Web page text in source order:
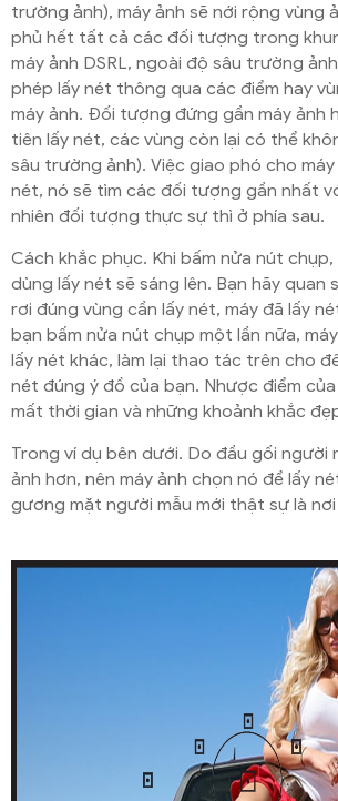
trường ảnh), máy ảnh sẽ nới rộng vùng
phủ hết tất cả các đối tượng trong
máy ảnh DSRL, ngoài độ sâu trường
phép lấy nét thông qua các điểm hay
máy ảnh. Đối tượng đứng gần máy ảnh
tiên lấy nét, các vùng còn lại có thể
sâu trường ảnh). Việc giao phó cho
nét, nó sẽ tìm các đối tượng gần nhất
nhiên đối tượng thực sự thì ở phía sau.
Cách khắc phục. Khi bấm nửa nút
dùng lấy nét sẽ sáng lên. Bạn hãy quan
rơi đúng vùng cần lấy nét, máy đã lấy
bạn bấm nửa nút chụp một lần nữa,
lấy nét khác, làm lại thao tác trên cho
nét đúng ý đồ của bạn. Nhược điểm
mất thời gian và những khoảnh khắc
Trong ví dụ bên dưới. Do đầu gối người
ảnh hơn, nên máy ảnh chọn nó để lấy
gương mặt người mẫu mới thật sự là